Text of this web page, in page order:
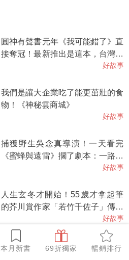
本月新書 69折獨家 暢銷排行
圓神有聲書元年《我可能錯了》直
接奪冠！最新推出是這本，台灣每
20人就有《被討厭的勇氣》！好故事
我們是讓大企業吃了能更茁壯的食
物！《神秘雲商城》
好故事
捕獲野生吳念真導演！一天看完
《蜜蜂與遠雷》擱了劇本：一路猜
測吊足胃口，非常聰明的寫作方
好故事
人生玄冬才開始！55歲才拿起筆
的芥川賞作家「若竹千佐子」傳奇
好故事
這才是萬萬沒想到，最超現實的浪